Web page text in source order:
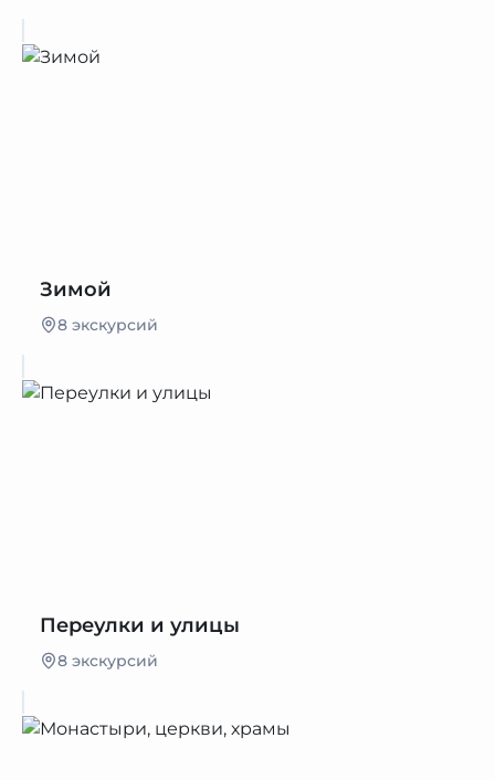
Зимой
8 экскурсий
Переулки и улицы
8 экскурсий